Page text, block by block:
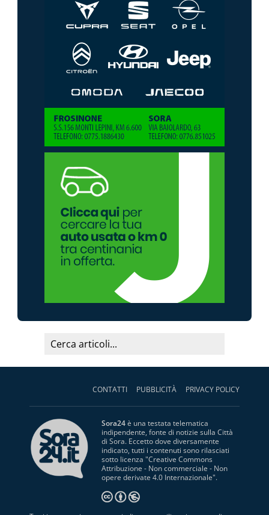
CONTATTI PUBBLICITÀ PRIVACY POLICY
Sora24è una testata telematica
indipendente, fonte di notizie sulla Città
di Sora. Eccetto dove diversamente
indicato, tutti i contenuti sono rilasciati
sotto licenza "Creative Commons
Attribuzione - Non commerciale - Non
opere derivate 4.0 Internazionale".